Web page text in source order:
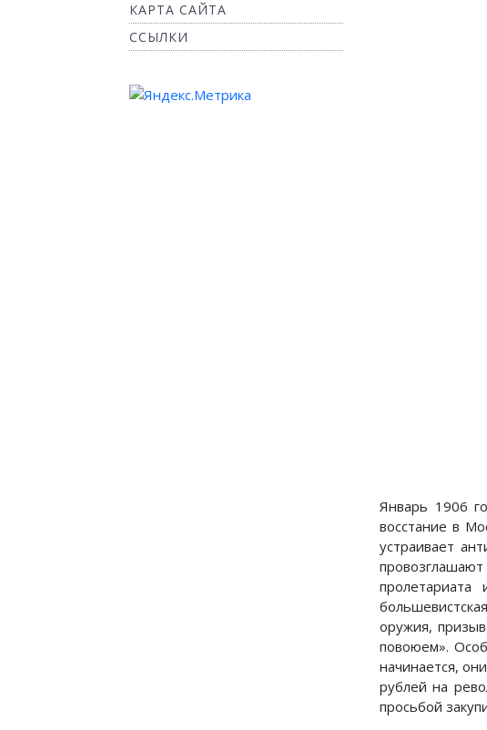
КАРТА САЙТА
ССЫЛКИ
Январь 1906
восстание в
устраивает
оружия,
повоюем».
начинается,
рублей на
просьбой